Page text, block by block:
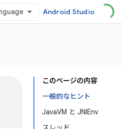
Android Studio
このページの内容
一般的なヒント
JavaVM と JNIEnv